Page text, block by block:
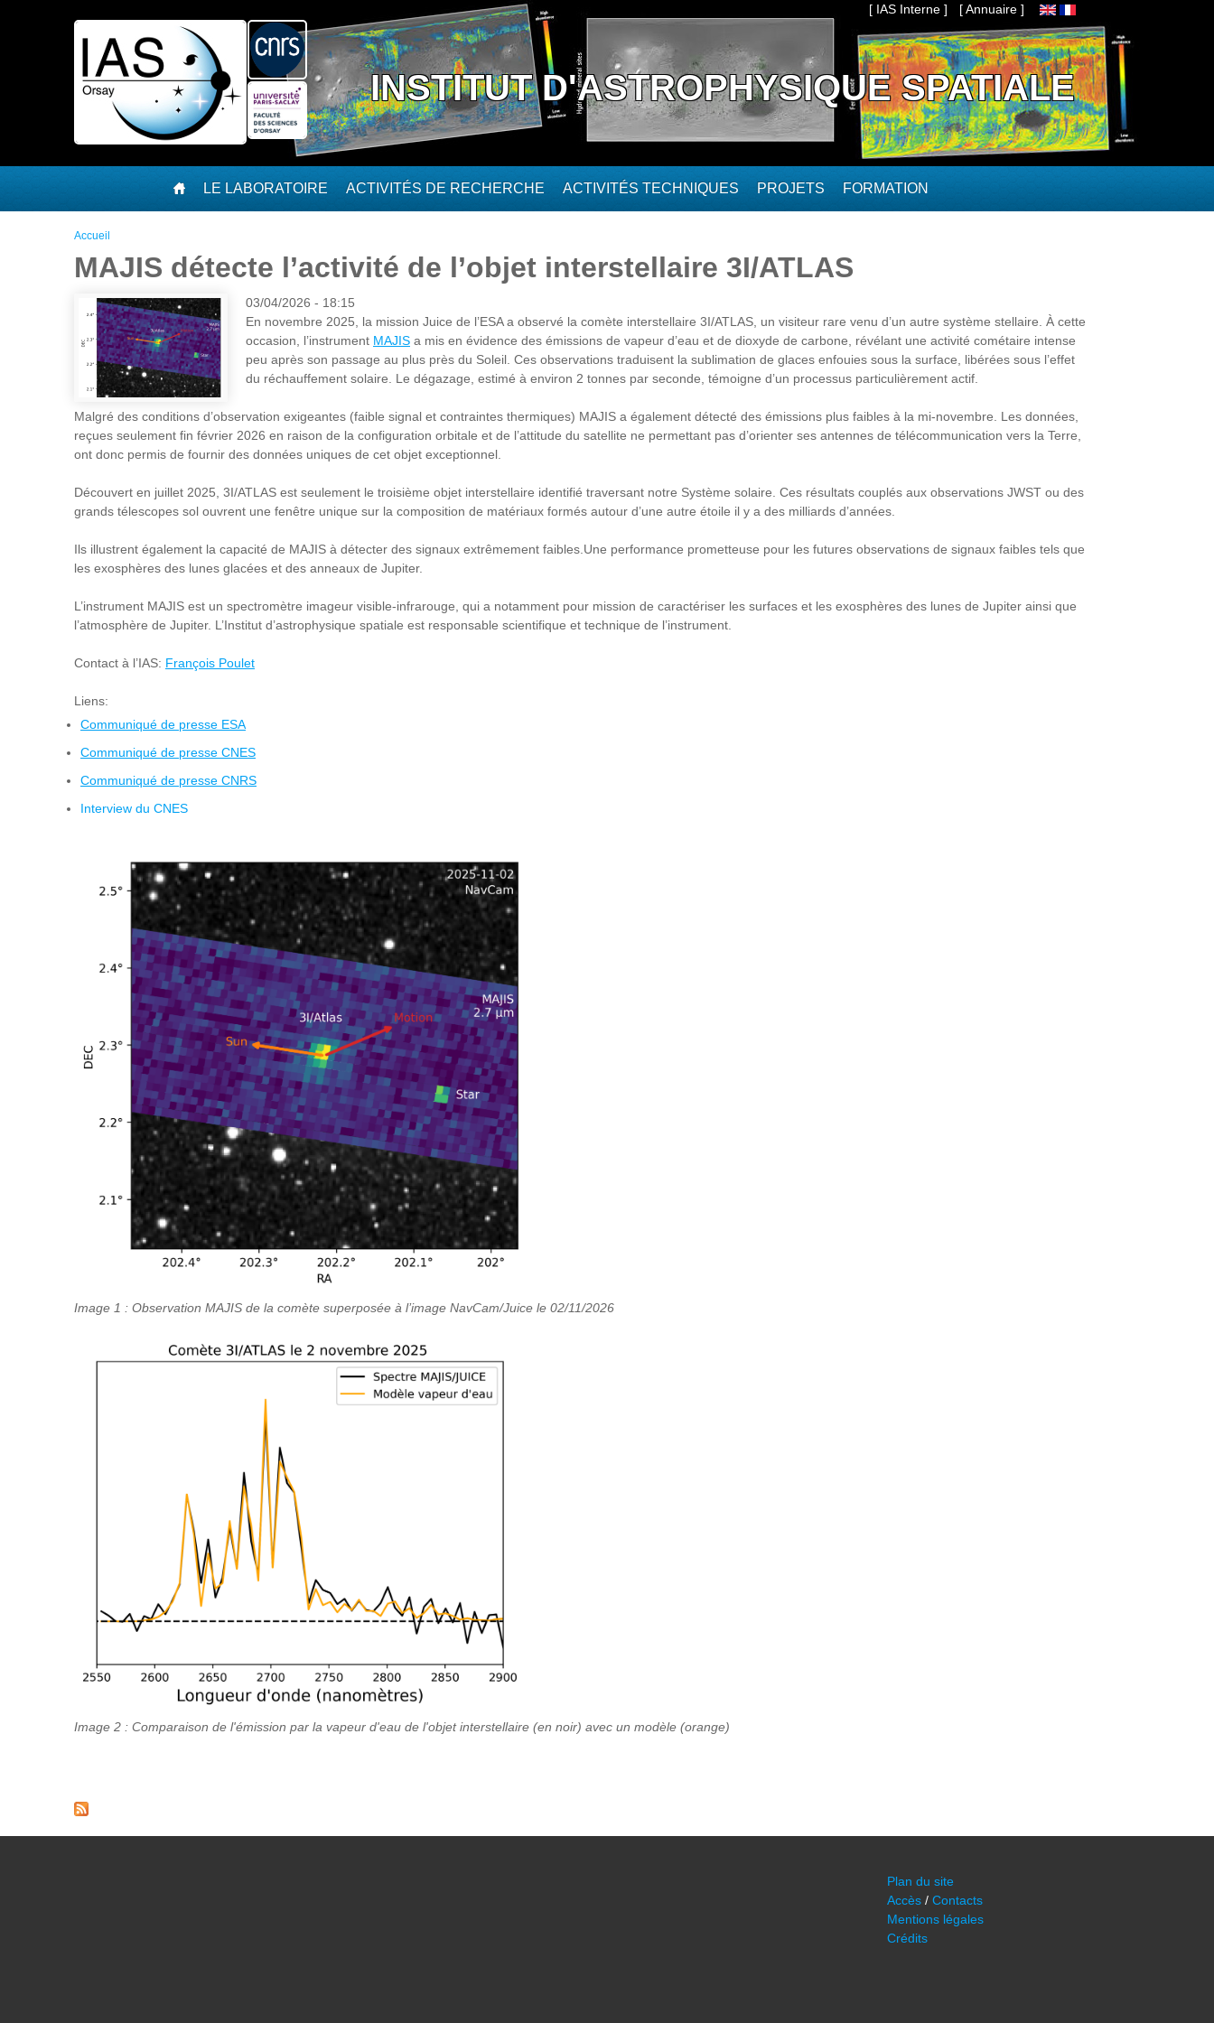
[ IAS Interne ] [ Annuaire ]
INSTITUT D'ASTROPHYSIQUE SPATIALE
LE LABORATOIRE ACTIVITÉS DE RECHERCHE ACTIVITÉS TECHNIQUES PROJETS FORMATION
Vous êtes ici
Accueil
MAJIS détecte l’activité de l’objet interstellaire 3I/ATLAS
03/04/2026 - 18:15
En novembre 2025, la mission Juice de l’ESA a observé la comète interstellaire 3I/ATLAS, un visiteur rare venu d’un autre système stellaire. À cette
occasion, l’instrument MAJIS a mis en évidence des émissions de vapeur d’eau et de dioxyde de carbone, révélant une activité cométaire intense
peu après son passage au plus près du Soleil. Ces observations traduisent la sublimation de glaces enfouies sous la surface, libérées sous l’effet
du réchauffement solaire. Le dégazage, estimé à environ 2 tonnes par seconde, témoigne d’un processus particulièrement actif.
Malgré des conditions d’observation exigeantes (faible signal et contraintes thermiques) MAJIS a également détecté des émissions plus faibles à la mi-novembre. Les données,
reçues seulement fin février 2026 en raison de la configuration orbitale et de l’attitude du satellite ne permettant pas d’orienter ses antennes de télécommunication vers la Terre,
ont donc permis de fournir des données uniques de cet objet exceptionnel.
Découvert en juillet 2025, 3I/ATLAS est seulement le troisième objet interstellaire identifié traversant notre Système solaire. Ces résultats couplés aux observations JWST ou des
grands télescopes sol ouvrent une fenêtre unique sur la composition de matériaux formés autour d’une autre étoile il y a des milliards d’années.
Ils illustrent également la capacité de MAJIS à détecter des signaux extrêmement faibles.Une performance prometteuse pour les futures observations de signaux faibles tels que
les exosphères des lunes glacées et des anneaux de Jupiter.
L’instrument MAJIS est un spectromètre imageur visible-infrarouge, qui a notamment pour mission de caractériser les surfaces et les exosphères des lunes de Jupiter ainsi que
l’atmosphère de Jupiter. L’Institut d’astrophysique spatiale est responsable scientifique et technique de l’instrument.
Contact à l’IAS: François Poulet
Liens:
Communiqué de presse ESA
Communiqué de presse CNES
Communiqué de presse CNRS
Interview du CNES
Image 1 : Observation MAJIS de la comète superposée à l’image NavCam/Juice le 02/11/2026
Image 2 : Comparaison de l'émission par la vapeur d'eau de l'objet interstellaire (en noir) avec un modèle (orange)
Plan du site
Accès / Contacts
Mentions légales
Crédits